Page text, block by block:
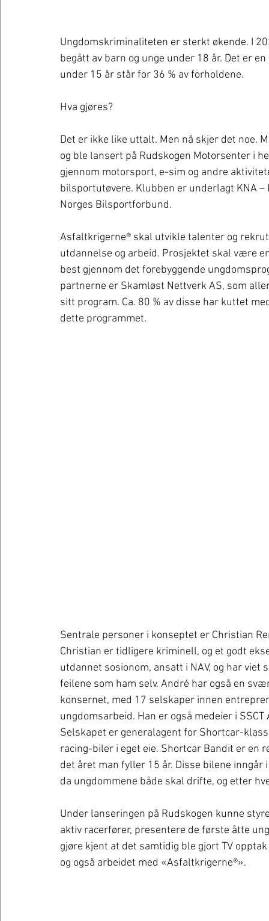
Ungdomskriminaliteten er sterkt økende. I
begått av barn og unge under 18 år. Det er
under 15 år står for 36 % av forholdene.
Hva gjøres?
Det er ikke like uttalt. Men nå skjer det noe.
og ble lansert på Rudskogen Motorsenter i
gjennom motorsport, e-sim og andre
bilsportutøvere. Klubben er underlagt KNA
Norges Bilsportforbund.
Asfaltkrigerne® skal utvikle talenter og
utdannelse og arbeid. Prosjektet skal være
best gjennom det forebyggende
partnerne er Skamløst Nettverk AS, som
sitt program. Ca. 80 % av disse har kuttet
dette programmet.
Sentrale personer i konseptet er Christian
Christian er tidligere kriminell, og et godt
utdannet sosionom, ansatt i NAV, og har
feilene som ham selv. André har også en
konsernet, med 17 selskaper innen
ungdomsarbeid. Han er også medeier i
Selskapet er generalagent for Shortcar-
racing-biler i eget eie. Shortcar Bandit er
det året man fyller 15 år. Disse bilene
da ungdommene både skal drifte, og etter
Under lanseringen på Rudskogen kunne
aktiv racerfører, presentere de første åtte
gjøre kjent at det samtidig ble gjort TV
og også arbeidet med «Asfaltkrigerne®».